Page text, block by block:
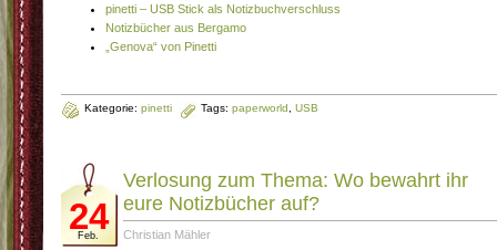
pinetti – USB Stick als Notizbuchverschluss
Notizbücher aus Bergamo
„Genova“ von Pinetti
Kategorie: pinetti Tags: paperworld USB
24
Feb.
Verlosung zum Thema: Wo bewahrt ihr
eure Notizbücher auf?
Christian Mähler